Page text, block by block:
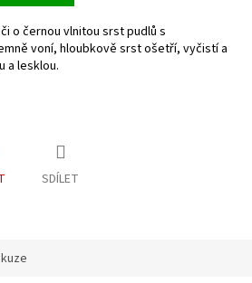
o černou vlnitou srst pudlů s
voní, hloubkově srst ošetří, vyčistí a
a lesklou.
SDÍLET